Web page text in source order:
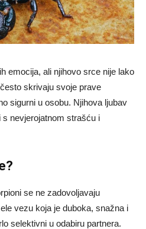
emocija, ali njihovo srce nije lako
skrivaju svoje prave
sigurni u osobu. Njihova ljubav
s nevjerojatnom strašću i
se ne zadovoljavaju
vezu koja je duboka, snažna i
selektivni u odabiru partnera.